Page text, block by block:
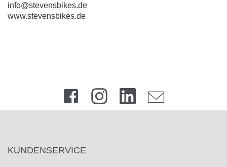
info@stevensbikes.de
www.stevensbikes.de
KUNDENSERVICE